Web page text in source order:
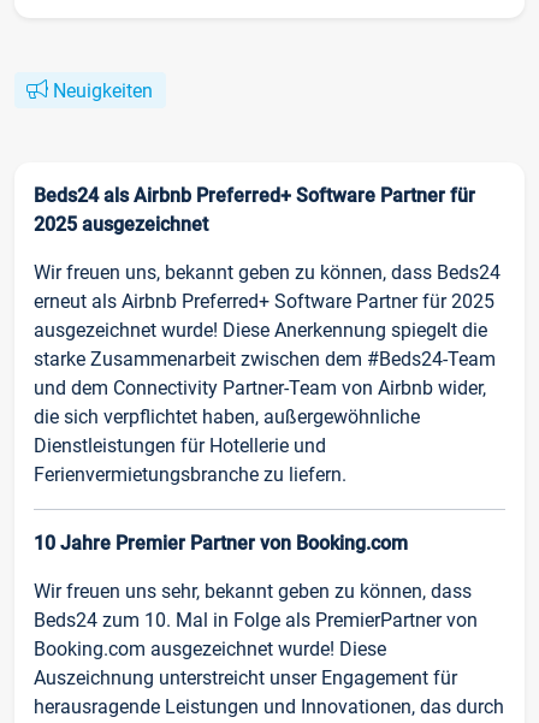
Neuigkeiten
Beds24 als Airbnb Preferred+ Software Partner für
2025 ausgezeichnet
Wir freuen uns, bekannt geben zu können, dass Beds24
erneut als Airbnb Preferred+ Software Partner für 2025
ausgezeichnet wurde! Diese Anerkennung spiegelt die
starke Zusammenarbeit zwischen dem #Beds24-Team
und dem Connectivity Partner-Team von Airbnb wider,
die sich verpflichtet haben, außergewöhnliche
Dienstleistungen für Hotellerie und
Ferienvermietungsbranche zu liefern.
10 Jahre Premier Partner von Booking.com
Wir freuen uns sehr, bekannt geben zu können, dass
Beds24 zum 10. Mal in Folge als PremierPartner von
Booking.com ausgezeichnet wurde! Diese
Auszeichnung unterstreicht unser Engagement für
herausragende Leistungen und Innovationen, das durch